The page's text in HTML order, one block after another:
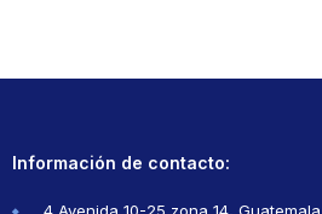
Información de contacto:
4 Avenida 10-25 zona 14,